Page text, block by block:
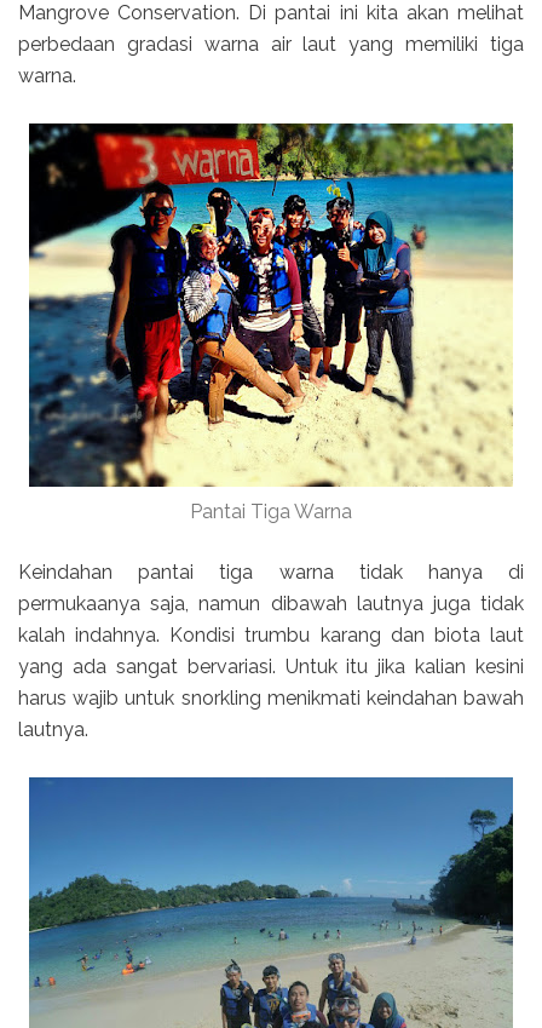
Mangrove Conservation. Di pantai ini kita akan melihat
perbedaan gradasi warna air laut yang memiliki tiga
warna.
Pantai Tiga Warna
Keindahan pantai tiga warna tidak hanya di
permukaanya saja, namun dibawah lautnya juga tidak
kalah indahnya. Kondisi trumbu karang dan biota laut
yang ada sangat bervariasi. Untuk itu jika kalian kesini
harus wajib untuk snorkling menikmati keindahan bawah
lautnya.